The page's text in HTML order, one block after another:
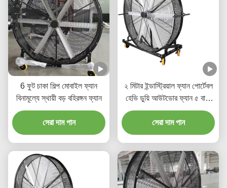
6 ফুট চাকা শিল্প মোবাইল ফ্যান
বিনামূল্যে স্থায়ী বড় বহিরঙ্গন ফ্যান
সেরা দাম পান
২ মিটার ইন্ডাস্ট্রিয়াল ফ্যান পোর্টেবল
হেভি ডুয়ি আউটডোর ফ্যান ৫ বা ৬
ব্লেড
সেরা দাম পান